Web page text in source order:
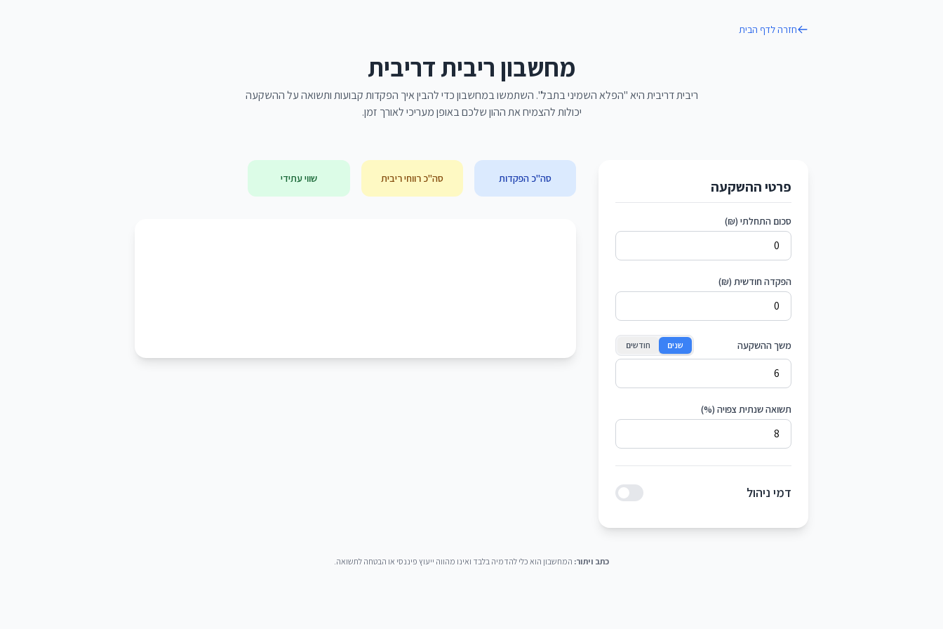
חזרה לדף הבית
מחשבון ריבית דריבית
ריבית דריבית היא "הפלא השמיני בתבל". השתמשו במחשבון כדי להבין איך הפקדות קבועות ותשואה על ההשקעה
יכולות להצמיח את ההון שלכם באופן מעריכי לאורך זמן.
פרטי ההשקעה
סכום התחלתי (₪)
הפקדה חודשית (₪)
משך ההשקעה שנים חודשים
תשואה שנתית צפויה (%)
דמי ניהול
סה"כ הפקדות סה"כ רווחי ריבית שווי עתידי
כתב ויתור: המחשבון הוא כלי להדמיה בלבד ואינו מהווה ייעוץ פיננסי או הבטחה לתשואה.